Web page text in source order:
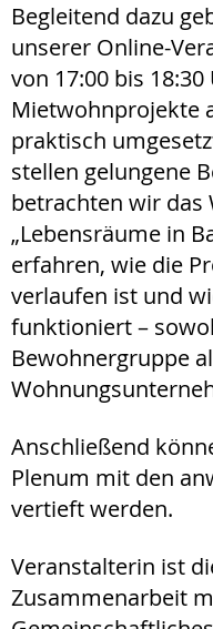
Begleitend dazu
unserer Online-
von 17:00 bis
Mietwohnprojekte
praktisch
stellen gelungene
betrachten wir das
„Lebensräume in
erfahren, wie die
verlaufen ist und
funktioniert –
Bewohnergruppe
Anschließend
Plenum mit den
vertieft werden.
Veranstalterin ist
Zusammenarbeit